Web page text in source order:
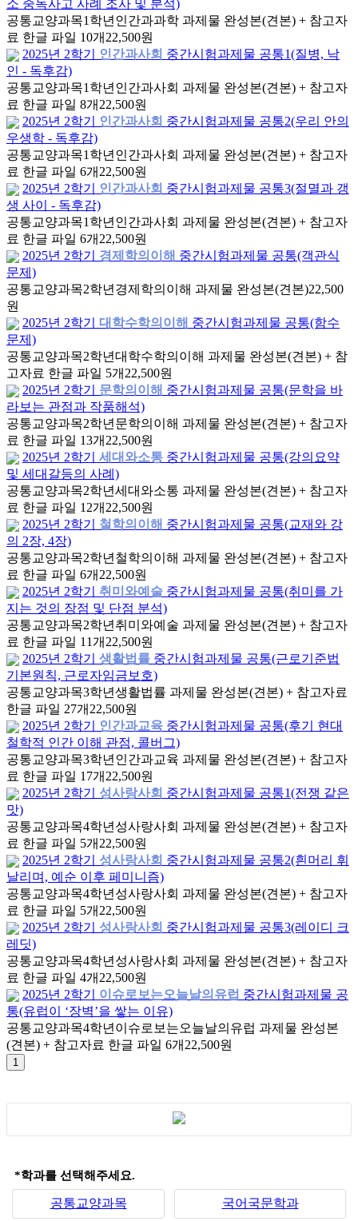
소 중독사고 사례 조사 및 분석)
공통교양과목1학년 인간과과학 과제물 완성본(견본) + 참고자
료 한글 파일 10개 22,500원
2025년 2학기
인간과사회 중간시험과제물 공통1(질병, 낙
인 - 독후감)
공통교양과목1학년 인간과사회 과제물 완성본(견본) + 참고자
료 한글 파일 8개 22,500원
2025년 2학기
인간과사회 중간시험과제물 공통2(우리 안의
우생학 - 독후감)
공통교양과목1학년 인간과사회 과제물 완성본(견본) + 참고자
료 한글 파일 6개 22,500원
2025년 2학기
인간과사회 중간시험과제물 공통3(절멸과 갱
생 사이 - 독후감)
공통교양과목1학년 인간과사회 과제물 완성본(견본) + 참고자
료 한글 파일 6개 22,500원
2025년 2학기
경제학의이해 중간시험과제물 공통(객관식
문제)
공통교양과목2학년 경제학의이해 과제물 완성본(견본)22,500
원
2025년 2학기
대학수학의이해 중간시험과제물 공통(함수
문제)
공통교양과목2학년대학수학의이해 과제물 완성본(견본) + 참
고자료 한글 파일 5개 22,500원
2025년 2학기
문학의이해 중간시험과제물 공통(문학을 바
라보는 관점과 작품해석)
공통교양과목2학년 문학의이해 과제물 완성본(견본) + 참고자
료 한글 파일 13개 22,500원
2025년 2학기
세대와소통 중간시험과제물 공통(강의요약
및 세대갈등의 사례)
공통교양과목2학년세대와소통 과제물 완성본(견본) + 참고자
료 한글 파일 12개 22,500원
2025년 2학기
철학의이해 중간시험과제물 공통(교재와 강
의 2장, 4장)
공통교양과목2학년 철학의이해 과제물 완성본(견본) + 참고자
료 한글 파일 6개 22,500원
2025년 2학기
취미와예술 중간시험과제물 공통(취미를 가
지는 것의 장점 및 단점 분석)
공통교양과목2학년 취미와예술 과제물 완성본(견본) + 참고자
료 한글 파일 11개 22,500원
2025년 2학기
생활법률 중간시험과제물 공통(근로기준법
기본원칙, 근로자임금보호)
공통교양과목3학년생활법률 과제물 완성본(견본) + 참고자료
한글 파일 27개 22,500원
2025년 2학기
인간과교육 중간시험과제물 공통(후기 현대
철학적 인간 이해 관점, 콜버그)
공통교양과목3학년 인간과교육 과제물 완성본(견본) + 참고자
료 한글 파일 17개 22,500원
2025년 2학기
성사랑사회 중간시험과제물 공통1(전쟁 같은
맛)
공통교양과목4학년 성사랑사회 과제물 완성본(견본) + 참고자
료 한글 파일 5개 22,500원
2025년 2학기
성사랑사회 중간시험과제물 공통2(흰머리 휘
날리며, 예순 이후 페미니즘)
공통교양과목4학년 성사랑사회 과제물 완성본(견본) + 참고자
료 한글 파일 5개 22,500원
2025년 2학기
성사랑사회 중간시험과제물 공통3(레이디 크
레딧)
공통교양과목4학년 성사랑사회 과제물 완성본(견본) + 참고자
료 한글 파일 4개 22,500원
2025년 2학기
이슈로보는오늘날의유럽 중간시험과제물 공
통(유럽이 ‘장벽’을 쌓는 이유)
공통교양과목4학년 이슈로보는오늘날의유럽 과제물 완성본
(견본) + 참고자료 한글 파일 6개 22,500원
*학과를 선택해주세요.
공통교양과목 국어국문학과